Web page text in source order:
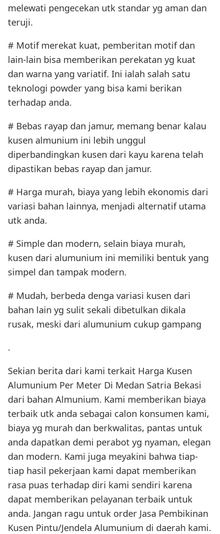
melewati pengecekan utk standar yg aman dan
teruji.
# Motif merekat kuat, pemberitan motif dan
lain-lain bisa memberikan perekatan yg kuat
dan warna yang variatif. Ini ialah salah satu
teknologi powder yang bisa kami berikan
terhadap anda.
# Bebas rayap dan jamur, memang benar kalau
kusen almunium ini lebih unggul
diperbandingkan kusen dari kayu karena telah
dipastikan bebas rayap dan jamur.
# Harga murah, biaya yang lebih ekonomis dari
variasi bahan lainnya, menjadi alternatif utama
utk anda.
# Simple dan modern, selain biaya murah,
kusen dari alumunium ini memiliki bentuk yang
simpel dan tampak modern.
# Mudah, berbeda denga variasi kusen dari
bahan lain yg sulit sekali dibetulkan dikala
rusak, meski dari alumunium cukup gampang
.
Sekian berita dari kami terkait Harga Kusen
Alumunium Per Meter Di Medan Satria Bekasi
dari bahan Almunium. Kami memberikan biaya
terbaik utk anda sebagai calon konsumen kami,
biaya yg murah dan berkwalitas, pantas untuk
anda dapatkan demi perabot yg nyaman, elegan
dan modern. Kami juga meyakini bahwa tiap-
tiap hasil pekerjaan kami dapat memberikan
rasa puas terhadap diri kami sendiri karena
dapat memberikan pelayanan terbaik untuk
anda. Jangan ragu untuk order Jasa Pembikinan
Kusen Pintu/Jendela Alumunium di daerah kami.